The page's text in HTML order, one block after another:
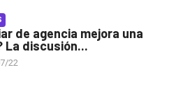
de agencia mejora una
La discusión...
22